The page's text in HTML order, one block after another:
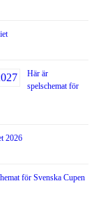
Här är
spelschemat för
2026
för Svenska Cupen